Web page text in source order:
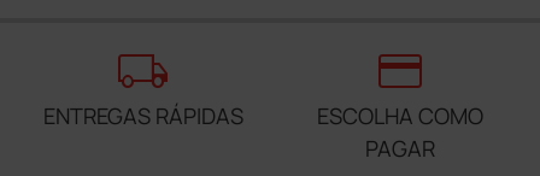
local_shipping
ENTREGAS RÁPIDAS
credit_card
ESCOLHA COMO
PAGAR